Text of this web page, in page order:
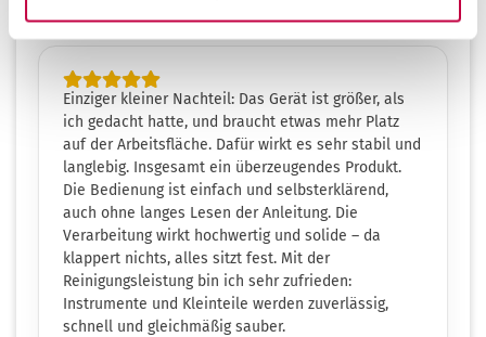
Kundenrezensionen
Einziger kleiner Nachteil: Das Gerät ist größer, als
ich gedacht hatte, und braucht etwas mehr Platz
auf der Arbeitsfläche. Dafür wirkt es sehr stabil und
langlebig. Insgesamt ein überzeugendes Produkt.
Die Bedienung ist einfach und selbsterklärend,
auch ohne langes Lesen der Anleitung. Die
Verarbeitung wirkt hochwertig und solide – da
klappert nichts, alles sitzt fest. Mit der
Reinigungsleistung bin ich sehr zufrieden:
Instrumente und Kleinteile werden zuverlässig,
schnell und gleichmäßig sauber.